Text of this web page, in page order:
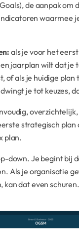
de aanpak om
waarmee
als je voor het
jaarplan wilt dat je
of als je huidige plan
je tot keuzes,
overzichtelijk,
strategisch plan
plan.
down. Je begint bij
Als je organisatie
dat even schuren.